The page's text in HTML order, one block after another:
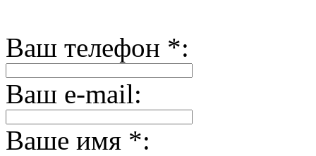
Ваш телефон *:
Ваш e-mail:
Ваше имя *: